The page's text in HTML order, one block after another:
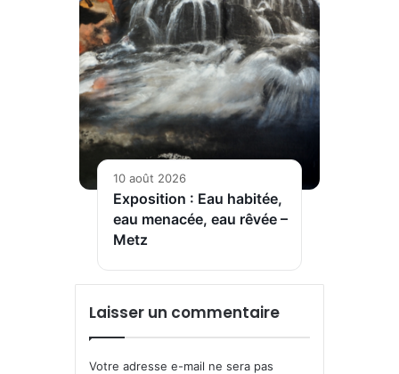
10 août 2026
Exposition : Eau habitée,
eau menacée, eau rêvée –
Metz
Laisser un commentaire
Votre adresse e-mail ne sera pas